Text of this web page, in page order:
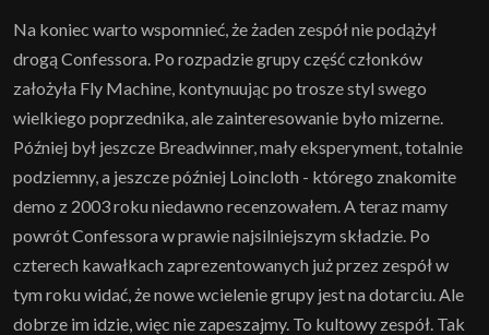
Na koniec warto wspomnieć, że żaden zespół nie podążył
drogą Confessora. Po rozpadzie grupy część członków
założyła Fly Machine, kontynuując po trosze styl swego
wielkiego poprzednika, ale zainteresowanie było mizerne.
Później był jeszcze Breadwinner, mały eksperyment, totalnie
podziemny, a jeszcze później Loincloth - którego znakomite
demo z 2003 roku niedawno recenzowałem. A teraz mamy
powrót Confessora w prawie najsilniejszym składzie. Po
czterech kawałkach zaprezentowanych już przez zespół w
tym roku widać, że nowe wcielenie grupy jest na dotarciu. Ale
dobrze im idzie, więc nie zapeszajmy. To kultowy zespół. Tak